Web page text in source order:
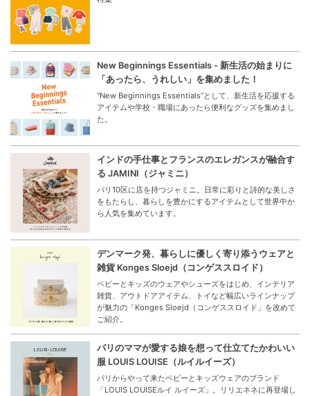
New Beginnings Essentials - 新生活の始まりに
「あったら、うれしい」を集めました！
“New Beginnings Essentials”として、新生活を応援する
アイテムや学校・職場にあったら便利なグッズを集めまし
た。
インドの手仕事とフランスのエレガンスが融合す
る JAMINI（ジャミニ）
パリ10区に店を持つジャミニ。日常に彩りと詩的な美しさ
をもたらし、暮らしを豊かにするアイテムとして世界中か
ら人気を集めています。
デンマーク発、暮らしに優しく寄り添うウェアと
雑貨 Konges Sloejd（コンゲススロイド）
ベビーとキッズのウェアやシューズをはじめ、インテリア
雑貨、アウトドアアイテム、トイなど幅広いラインナップ
が魅力の「Konges Sloejd（コンゲススロイド」を改めて
ご紹介。
パリのママが愛する娘を想って仕立てたかわいい
服 LOUIS LOUISE（ルイルイーズ）
パリからやって来たベビーとキッズウェアのブランド
「LOUIS LOUISEルイ ルイーズ」。リリエネネに再登場し